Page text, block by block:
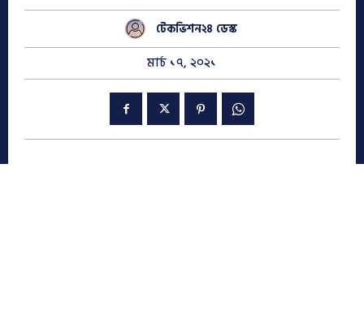
টেকভিশন২৪ ডেস্ক
মার্চ ১৭, ২০২১